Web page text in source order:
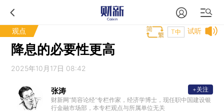
观点 试听
T中
降息的必要性更高
2025年10月17日 08:42
张涛
财新网“简容论经”专栏作家，经济学博士，现任职中国建设银
行金融市场部，本专栏观点与所属单位无关
+关注